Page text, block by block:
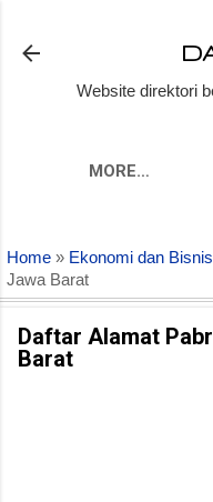
Website direktori
MORE…
Home » Ekonomi dan Bisnis
Jawa Barat
Daftar Alamat
Barat